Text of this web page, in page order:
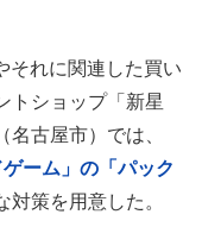
れに関連した買い
トショップ「新星
古屋市）では、
ーム」の「パック
策を用意した。